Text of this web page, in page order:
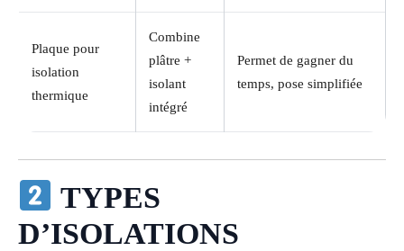
Plaque pour
isolation
thermique
Combine
plâtre +
isolant
intégré
Permet de gagner du
temps, pose simplifiée
TYPES
D’ISOLATIONS